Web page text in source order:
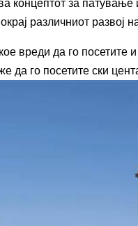
различниот развој
вреди да го посетите
да го посетите ски